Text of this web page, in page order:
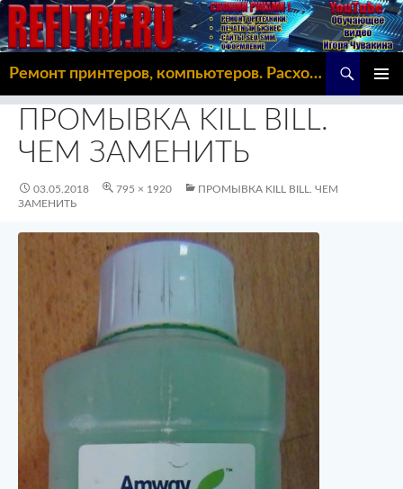
Ремонт принтеров, компьютеров. Расходка, Omoda C5
К
СОДЕРЖИМОМУ
ПРОМЫВКА KILL BILL.
ЧЕМ ЗАМЕНИТЬ
03.05.2018 795 × 1920
ПРОМЫВКА KILL BILL. ЧЕМ
ЗАМЕНИТЬ